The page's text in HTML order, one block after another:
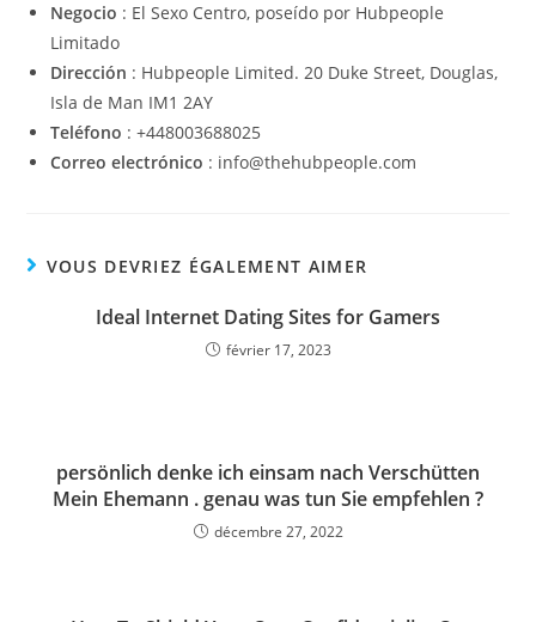
Negocio : El Sexo Centro, poseído por Hubpeople
Limitado
Dirección : Hubpeople Limited. 20 Duke Street, Douglas,
Isla de Man IM1 2AY
Teléfono : +448003688025
Correo electrónico : info@thehubpeople.com
VOUS DEVRIEZ ÉGALEMENT AIMER
Ideal Internet Dating Sites for Gamers
février 17, 2023
persönlich denke ich einsam nach Verschütten
Mein Ehemann . genau was tun Sie empfehlen ?
décembre 27, 2022